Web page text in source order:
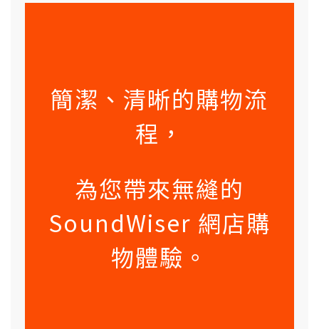
簡潔、清晰的購物流
程，
為您帶來無縫的
SoundWiser 網店購
物體驗。